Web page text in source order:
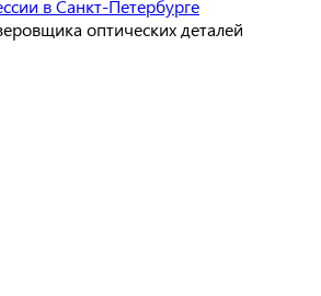
в Санкт-Петербурге
оптических деталей